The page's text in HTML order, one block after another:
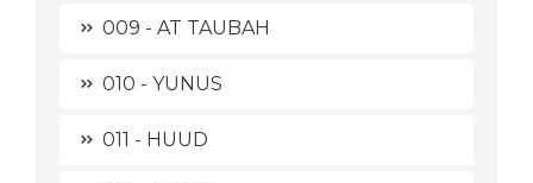
009 - AT TAUBAH
010 - YUNUS
011 - HUUD